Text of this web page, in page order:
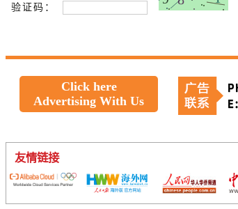
验证码：
Click here
Advertising With Us
友情链接